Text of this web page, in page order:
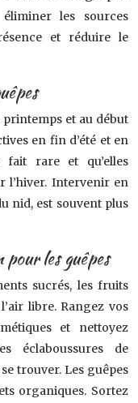
les sources
et réduire le
et au début
en fin d’été et en
rare et qu’elles
l’hiver. Intervenir en
nid, est souvent plus
les guêpes
sucrés, les fruits
libre. Rangez vos
et nettoyez
éclaboussures de
trouver. Les guêpes
organiques. Sortez